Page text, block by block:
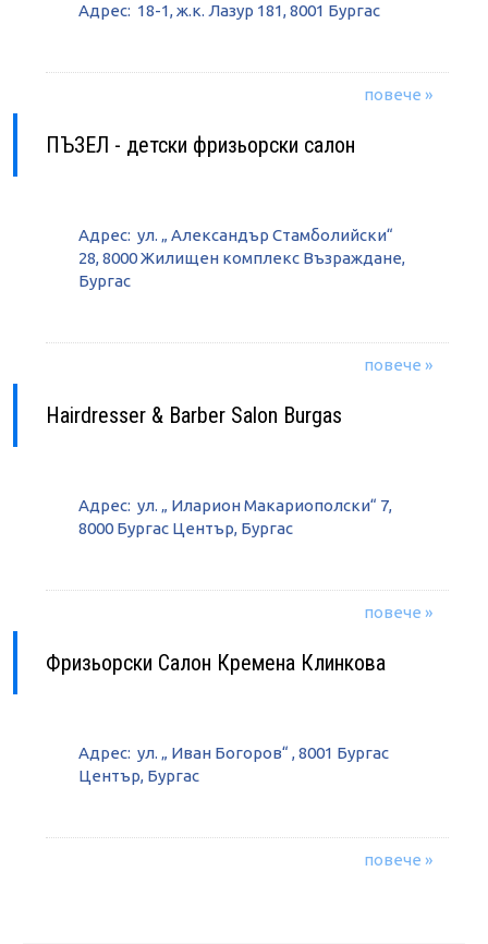
Адрес: 18-1, ж.к. Лазур 181, 8001 Бургас
повече »
ПЪЗЕЛ - детски фризьорски салон
Адрес: ул. „ Александър Стамболийски“
28, 8000 Жилищен комплекс Възраждане,
Бургас
повече »
Hairdresser & Barber Salon Burgas
Адрес: ул. „ Иларион Макариополски“ 7,
8000 Бургас Център, Бургас
повече »
Фризьорски Салон Кремена Клинкова
Адрес: ул. „ Иван Богоров“ , 8001 Бургас
Център, Бургас
повече »